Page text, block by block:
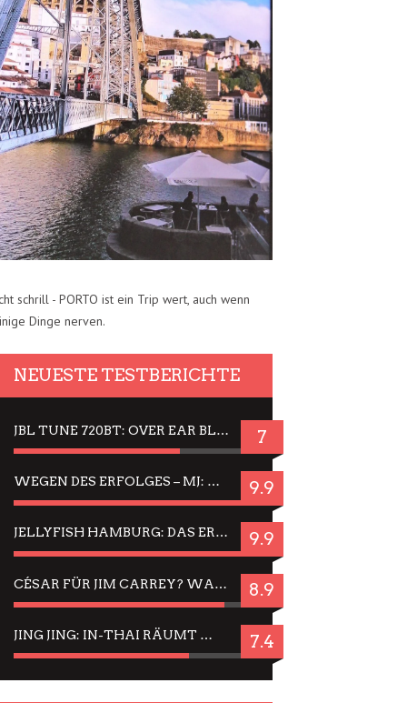
schrill - PORTO ist ein Trip wert, auch wenn
Dinge nerven.
NEUESTE TESTBERICHTE
JBL TUNE 720BT: OVER EAR BLUETOOTH KOPFHÖRER UM DIE 50,-€ IM DAUER-TEST 7
WEGEN DES ERFOLGES – MJ: MICHAEL JACKSON MUSICAL IN EINER MATINEE SEHEN 9.9
JELLYFISH HAMBURG: DAS ERFOLGREICHE SOMMER-MENÜ 2025 IN GEFÜHLEN UND BILDERN 9.9
CÉSAR FÜR JIM CARREY? WARUM DAS EINER DER NERVIGSTEN ACTORS IST UND BLEIBT 8.9
JING JING: IN-THAI RÄUMT WIEDER TITEL AB – EIN ZWEI-STUNDEN-ERLEBNISBERICHT 7.4